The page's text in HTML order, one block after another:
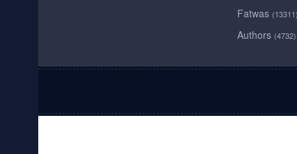
Fatwas (13311)
Authors (4732)